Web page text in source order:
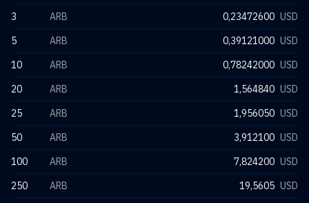
3
ARB 0,23472600 USD
5
ARB 0,39121000 USD
10
ARB 0,78242000 USD
20
ARB 1,564840 USD
25
ARB 1,956050 USD
50
ARB 3,912100 USD
100
ARB 7,824200 USD
250
ARB 19,5605 USD